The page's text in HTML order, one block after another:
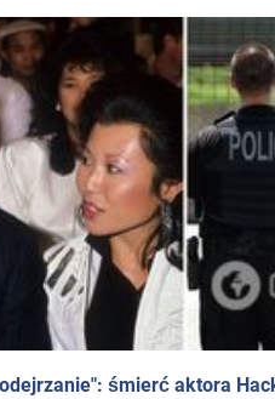
śmierć aktora